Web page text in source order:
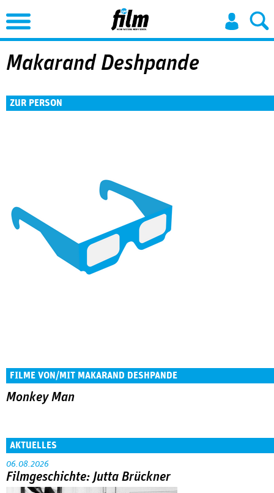
Jump to Navigation
Makarand Deshpande
ZUR PERSON
FILME VON/MIT MAKARAND DESHPANDE
Monkey Man
AKTUELLES
06.08.2026
Filmgeschichte: Jutta Brückner